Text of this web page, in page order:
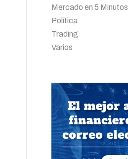
Mercado en 5 Minutos
Política
Trading
Varios